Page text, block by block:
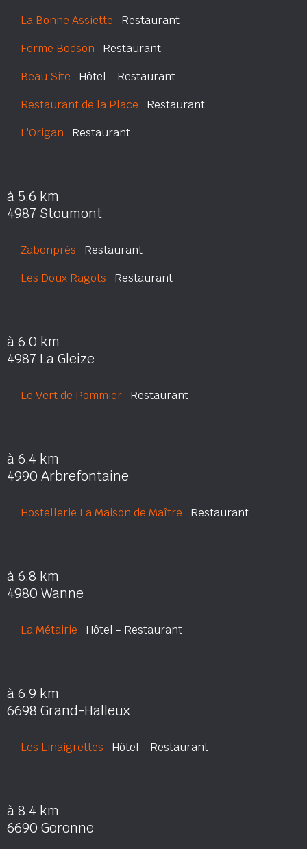
La Bonne Assiette Restaurant
Ferme Bodson Restaurant
Beau Site Hôtel - Restaurant
Restaurant de la Place Restaurant
L'Origan Restaurant
à 5.6 km
4987 Stoumont
Zabonprés Restaurant
Les Doux Ragots Restaurant
à 6.0 km
4987 La Gleize
Le Vert de Pommier Restaurant
à 6.4 km
4990 Arbrefontaine
Hostellerie La Maison de Maître Restaurant
à 6.8 km
4980 Wanne
La Métairie Hôtel - Restaurant
à 6.9 km
6698 Grand-Halleux
Les Linaigrettes Hôtel - Restaurant
à 8.4 km
6690 Goronne